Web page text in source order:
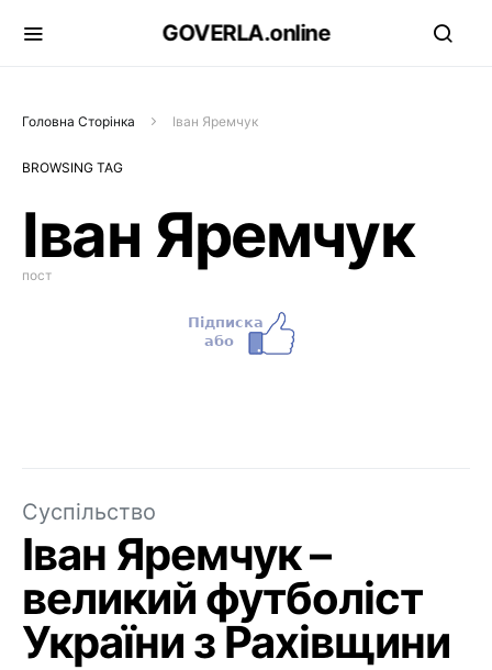
GOVERLA.online
Головна Сторінка Іван Яремчук
BROWSING TAG
Іван Яремчук
пост
Суспільство
Іван Яремчук –
великий футболіст
України з Рахівщини